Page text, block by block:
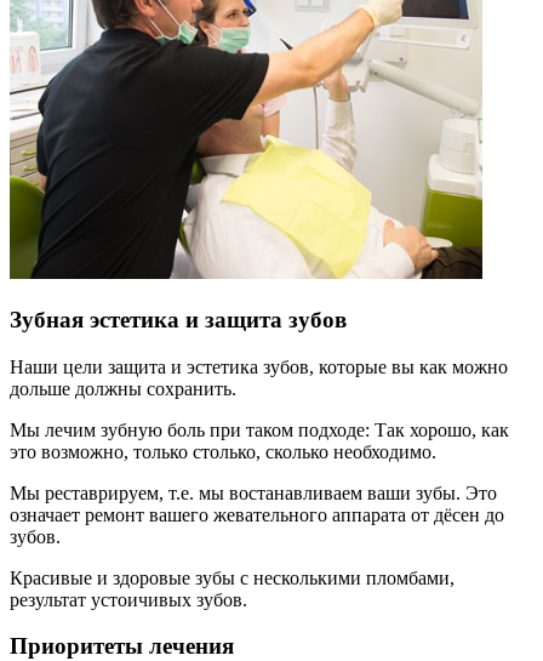
Зубная эстетика и защита зубов
Наши цели защита и эстетика зубов, которые вы как можно
дольше должны сохранить.
Мы лечим зубную боль при таком подходе: Так хорошо, как
это возможно, только столько, сколько необходимо.
Мы реставрируем, т.е. мы востанавливаем ваши зубы. Это
означает ремонт вашего жевательного аппарата от дёсен до
зубов.
Красивые и здоровые зубы с несколькими пломбами,
результат устоичивых зубов.
Приоритеты лечения